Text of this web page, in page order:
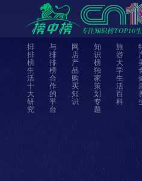
排
排
榜
生
活
十
大
研
究
与
排
排
榜
合
作
的
平
台
网
店
产
品
购
买
知
识
知
识
榜
独
家
策
划
专
题
旅
游
大
学
生
活
百
科